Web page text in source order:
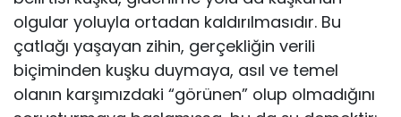
olgular yoluyla ortadan kaldırılmasıdır. Bu
çatlağı yaşayan zihin, gerçekliğin verili
biçiminden kuşku duymaya, asıl ve temel
olanın karşımızdaki “görünen” olup olmadığını